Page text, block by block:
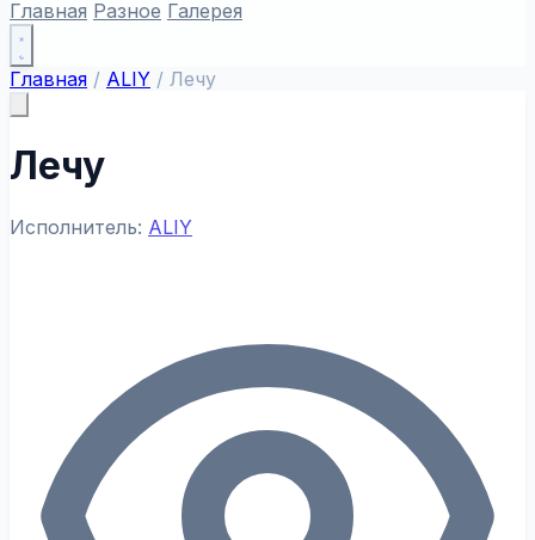
Главная Разное Галерея
Главная / ALIY / Лечу
Лечу
Исполнитель: ALIY